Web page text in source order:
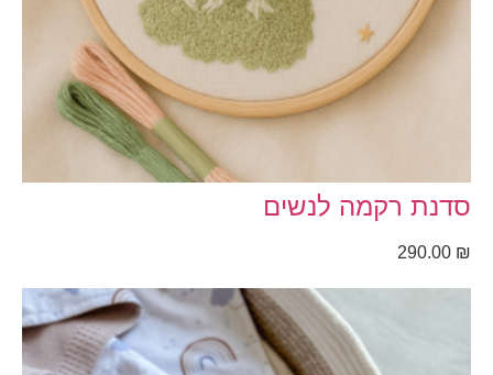
סדנת רקמה לנשים
290.00 ₪